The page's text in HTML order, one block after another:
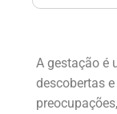
A gestação é
descobertas